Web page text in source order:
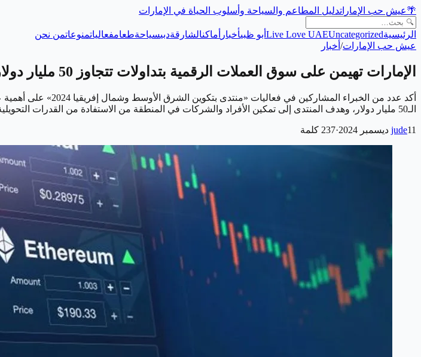
🌴عيش حب الإماراتدليل المطاعم والسياحة وأسلوب الحياة في الإمارات
الرئيسية Live Love UAEUncategorized أبو ظبيأخبار أماكنالشارقةدبيسياحةطعامفعالياتمنوعاتمن نحن
عيش حب الإمارات/ أخبار
الإمارات تهيمن على سوق العملات الرقمية بتداولات تتجاوز 50 مليار دولار
أكد عدد من الخبراء
الـ50 مليار دولار، وهدف المنتدى إلى تمكين الأفراد والشركات في المنطقة من الاستفادة من القدرات التحويلية لعملة…
jude11 ديسمبر 2024 ·
237 كلمة